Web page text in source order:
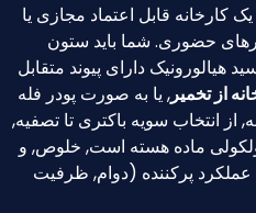
قابل اعتماد مجازی یا
حضوری. شما باید ستون
دارای پیوند متقابل
از تخمیر, یا به صورت پودر فله
سویه باکتری تا تصفیه,
ماده هسته است, خلوص, و
پرکننده (دوام, ظرفیت